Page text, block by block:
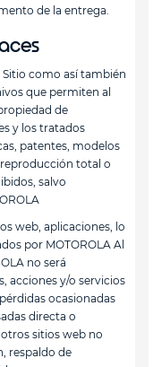
de la entrega.
Sitio como así también
que permiten al
de
y los tratados
patentes, modelos
total o
salvo
web, aplicaciones, lo
por MOTOROLA Al
no será
acciones y/o servicios
ocasionadas
directa o
sitios web no
respaldo de